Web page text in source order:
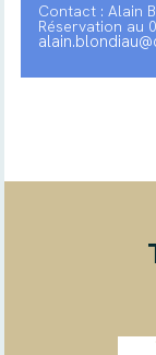
Contact : Alain
Réservation au